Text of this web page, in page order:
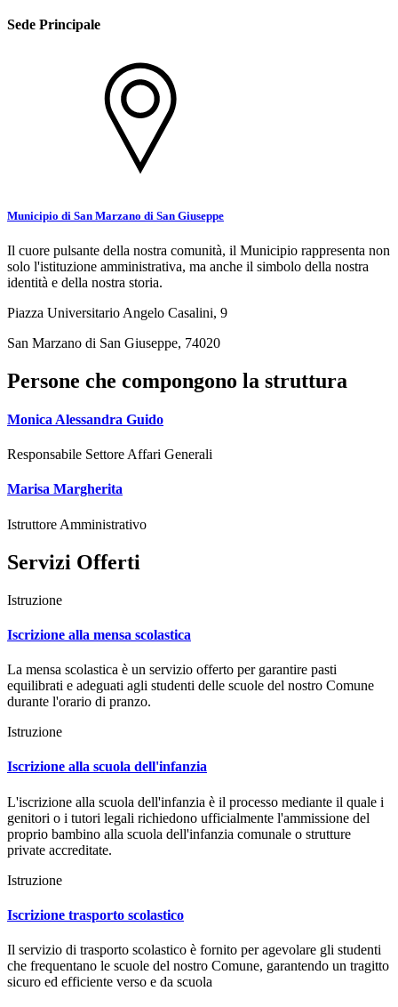
Sede Principale
Municipio di San Marzano di San Giuseppe
Il cuore pulsante della nostra comunità, il Municipio rappresenta non
solo l'istituzione amministrativa, ma anche il simbolo della nostra
identità e della nostra storia.
Piazza Universitario Angelo Casalini, 9
San Marzano di San Giuseppe, 74020
Persone che compongono la struttura
Monica Alessandra Guido
Responsabile Settore Affari Generali
Marisa Margherita
Istruttore Amministrativo
Servizi Offerti
Istruzione
Iscrizione alla mensa scolastica
La mensa scolastica è un servizio offerto per garantire pasti
equilibrati e adeguati agli studenti delle scuole del nostro Comune
durante l'orario di pranzo.
Istruzione
Iscrizione alla scuola dell'infanzia
L'iscrizione alla scuola dell'infanzia è il processo mediante il quale i
genitori o i tutori legali richiedono ufficialmente l'ammissione del
proprio bambino alla scuola dell'infanzia comunale o strutture
private accreditate.
Istruzione
Iscrizione trasporto scolastico
Il servizio di trasporto scolastico è fornito per agevolare gli studenti
che frequentano le scuole del nostro Comune, garantendo un tragitto
sicuro ed efficiente verso e da scuola